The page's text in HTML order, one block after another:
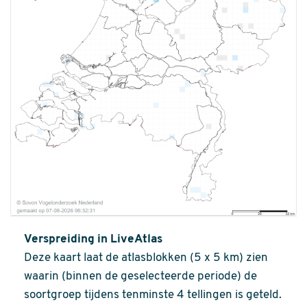
Verspreiding in LiveAtlas
Deze kaart laat de atlasblokken (5 x 5 km) zien
waarin (binnen de geselecteerde periode) de
soortgroep tijdens tenminste 4 tellingen is geteld.